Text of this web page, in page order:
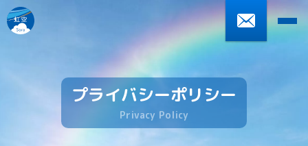
0270-61-5573
受付時間 9:00～18:00 土日を除く
HOME
プライバシーポリシー
Privacy Policy